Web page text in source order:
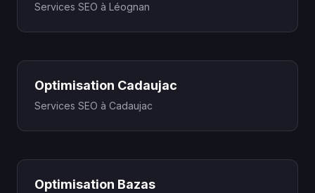
Services SEO à Léognan
Optimisation Cadaujac
Services SEO à Cadaujac
Optimisation Bazas